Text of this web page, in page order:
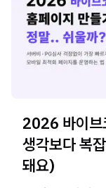
2026 바이브
생각보다 복
돼요)